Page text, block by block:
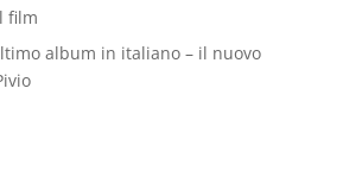
film
album in italiano – il nuovo